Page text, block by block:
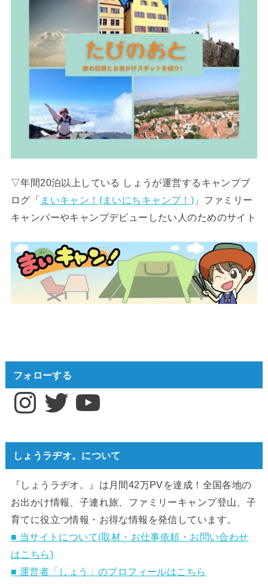
▽年間20泊以上している しょうが運営するキャンプブ
ログ「 まいキャン！(まいにちキャンプ！) 」ファミリー
キャンパーやキャンプデビューしたい人のためのサイト
フォローする
InstagramTwitter YouTube
しょうラヂオ。について
『しょうラヂオ。』は月間42万PVを達成！全国各地の
お出かけ情報、子連れ旅、ファミリーキャンプ登山、子
育てに役立つ情報・お得な情報を発信しています。
■ 当サイトについて(取材・お仕事依頼・お問い合わせ
はこちら)
■ 運営者「しょう」のプロフィールはこちら